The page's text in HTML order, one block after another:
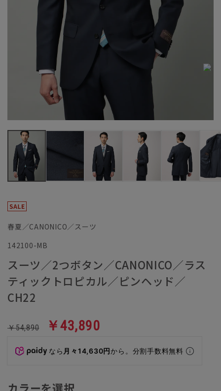
春夏／CANONICO／スーツ
142100-MB
スーツ／2つボタン／CANONICO／ラス
ティックトロピカル／ピンヘッド／
CH22
￥54,890 ￥43,890
なら 月々14,630円から。分割手数料無料
カラーを選択